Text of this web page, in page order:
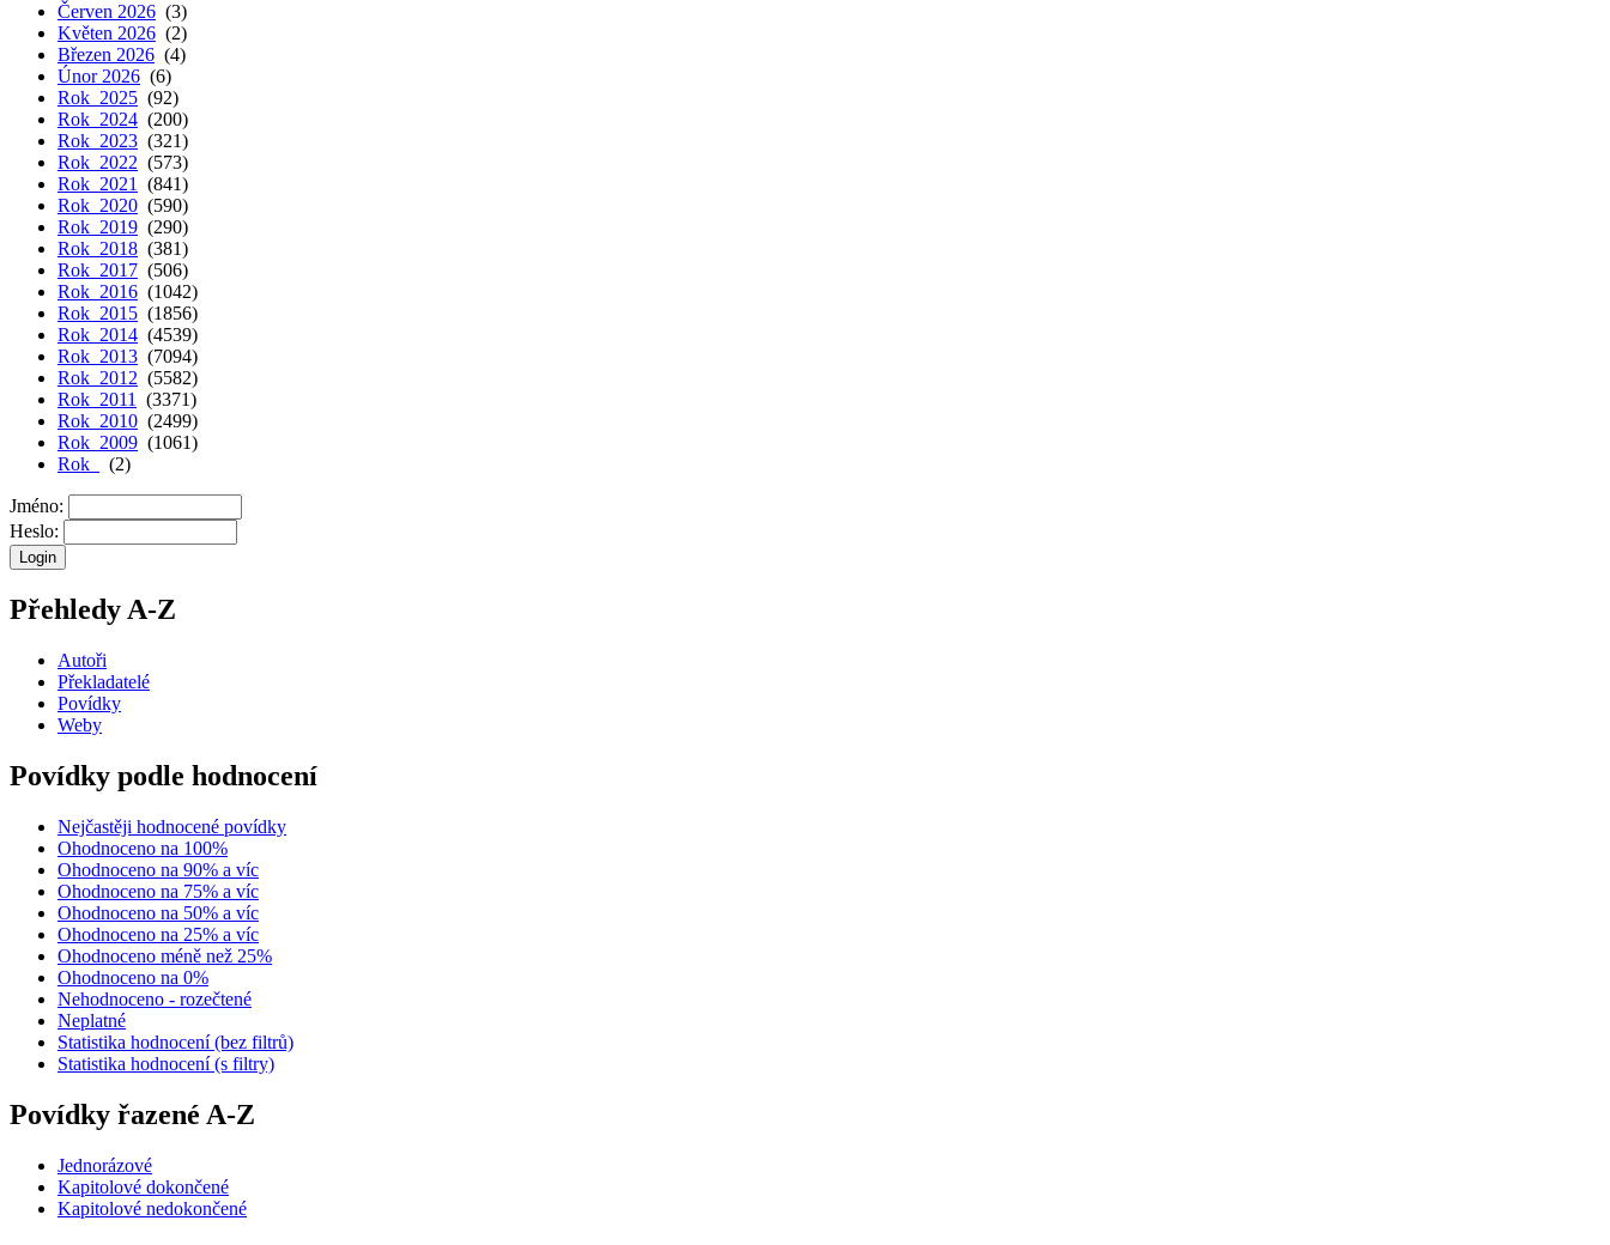
Červen 2026 (3)
Květen 2026 (2)
Březen 2026 (4)
Únor 2026 (6)
Rok 2025 (92)
Rok 2024 (200)
Rok 2023 (321)
Rok 2022 (573)
Rok 2021
(841)
Rok 2020 (590)
Rok 2019 (290)
Rok 2018 (381)
Rok 2017 (506)
Rok 2016 (1042)
Rok 2015 (1856)
Rok 2014 (4539)
Rok 2013 (7094)
Rok 2012 (5582)
Rok 2011
(3371)
Rok 2010 (2499)
Rok 2009 (1061)
Rok
(2)
Jméno:
Heslo:
Přehledy A-Z
Autoři
Překladatelé
Povídky
Weby
Povídky podle hodnocení
Nejčastěji hodnocené povídky
Ohodnoceno na 100%
Ohodnoceno na 90% a víc
Ohodnoceno na 75% a víc
Ohodnoceno na 50% a víc
Ohodnoceno na 25% a víc
Ohodnoceno méně než 25%
Ohodnoceno na 0%
Nehodnoceno - rozečtené
Neplatné
Statistika hodnocení (bez filtrů)
Statistika hodnocení (s filtry)
Povídky řazené A-Z
Jednorázové
Kapitolové dokončené
Kapitolové nedokončené